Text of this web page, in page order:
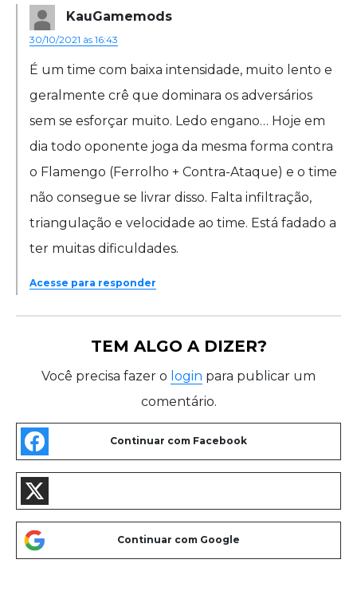
KauGamemods
30/10/2021 às 16:43
É um time com baixa intensidade, muito lento e
geralmente crê que dominara os adversários
sem se esforçar muito. Ledo engano… Hoje em
dia todo oponente joga da mesma forma contra
o Flamengo (Ferrolho + Contra-Ataque) e o time
não consegue se livrar disso. Falta infiltração,
triangulação e velocidade ao time. Está fadado a
ter muitas dificuldades.
Acesse para responder
TEM ALGO A DIZER?
Você precisa fazer o login para publicar um
comentário.